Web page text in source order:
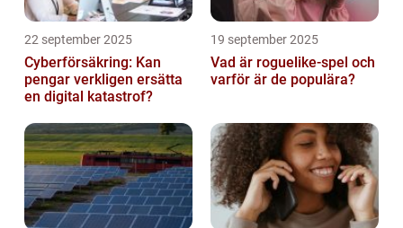
22 september 2025
Cyberförsäkring: Kan
pengar verkligen ersätta
en digital katastrof?
19 september 2025
Vad är roguelike-spel och
varför är de populära?